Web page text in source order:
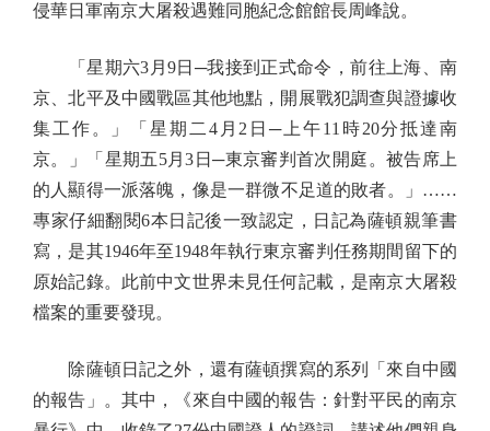
侵華日軍南京大屠殺遇難同胞紀念館館長周峰說。
「星期六3月9日─我接到正式命令，前往上海、南
京、北平及中國戰區其他地點，開展戰犯調查與證據收
集工作。」「星期二4月2日─上午11時20分抵達南
京。」「星期五5月3日─東京審判首次開庭。被告席上
的人顯得一派落魄，像是一群微不足道的敗者。」……
專家仔細翻閱6本日記後一致認定，日記為薩頓親筆書
寫，是其1946年至1948年執行東京審判任務期間留下的
原始記錄。此前中文世界未見任何記載，是南京大屠殺
檔案的重要發現。
除薩頓日記之外，還有薩頓撰寫的系列「來自中國
的報告」。其中，《來自中國的報告：針對平民的南京